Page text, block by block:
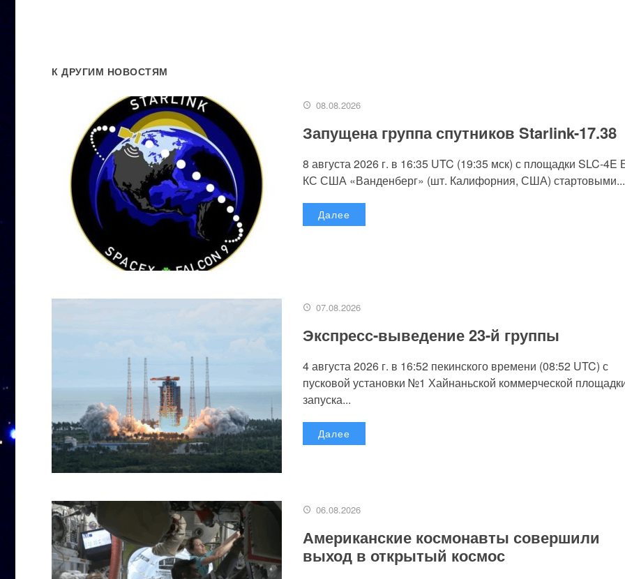
К ДРУГИМ НОВОСТЯМ
08.08.2026
Запущена группа спутников Starlink-17.38
8 августа 2026 г. в 16:35 UTC (19:35 мск) с площадки SLC-4E
КС США «Ванденберг» (шт. Калифорния, США) стартовыми...
Далее
07.08.2026
Экспресс-выведение 23-й группы
4 августа 2026 г. в 16:52 пекинского времени (08:52 UTC) с
пусковой установки №1 Хайнаньской коммерческой
запуска...
Далее
06.08.2026
Американские космонавты совершили
выход в открытый космос